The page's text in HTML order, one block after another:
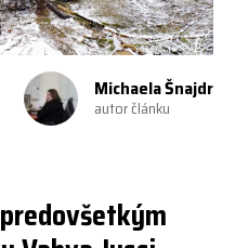
Michaela Šnajdr
autor článku